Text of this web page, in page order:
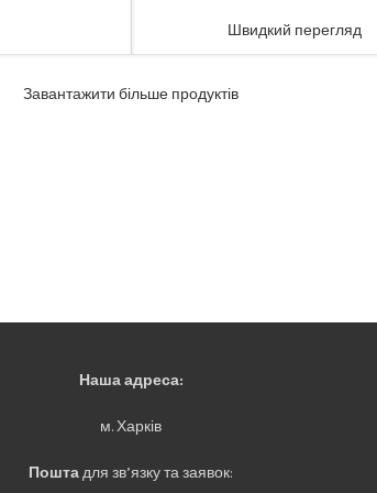
Швидкий перегляд
Завантажити більше продуктів
Наша адреса:
м. Харків
Поштадля зв’язку та заявок: